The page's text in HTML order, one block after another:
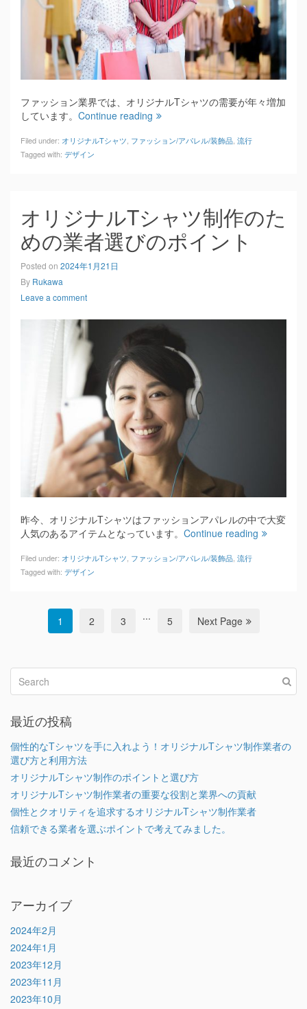
ファッション業界では、オリジナルTシャツの需要が年々増加
しています。 Continue reading
Filed under: オリジナルTシャツ, ファッション/アパレル/装飾品, 流行
Tagged with: デザイン
オリジナルTシャツ制作のた
めの業者選びのポイント
Posted on 2024年1月21日
By Rukawa
Leave a comment
昨今、オリジナルTシャツはファッションアパレルの中で大変
人気のあるアイテムとなっています。 Continue reading
Filed under: オリジナルTシャツ ファッション/アパレル/装飾品 流行
Tagged with: デザイン
1 2 3 ... 5 Next Page
最近の投稿
個性的なTシャツを手に入れよう！オリジナルTシャツ制作業者の
選び方と利用方法
オリジナルTシャツ制作のポイントと選び方
オリジナルTシャツ制作業者の重要な役割と業界への貢献
個性とクオリティを追求するオリジナルTシャツ制作業者
信頼できる業者を選ぶポイントで考えてみました。
最近のコメント
アーカイブ
2024年2月
2024年1月
2023年12月
2023年11月
2023年10月